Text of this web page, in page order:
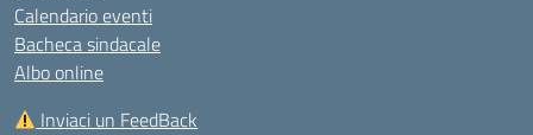
Calendario eventi
Bacheca sindacale
Albo online
Inviaci un FeedBack